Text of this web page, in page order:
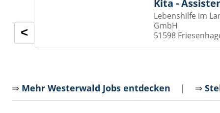
Kita -
Lebenshilfe im
GmbH
51598
<
⇒ Mehr Westerwald Jobs entdecken | ⇒